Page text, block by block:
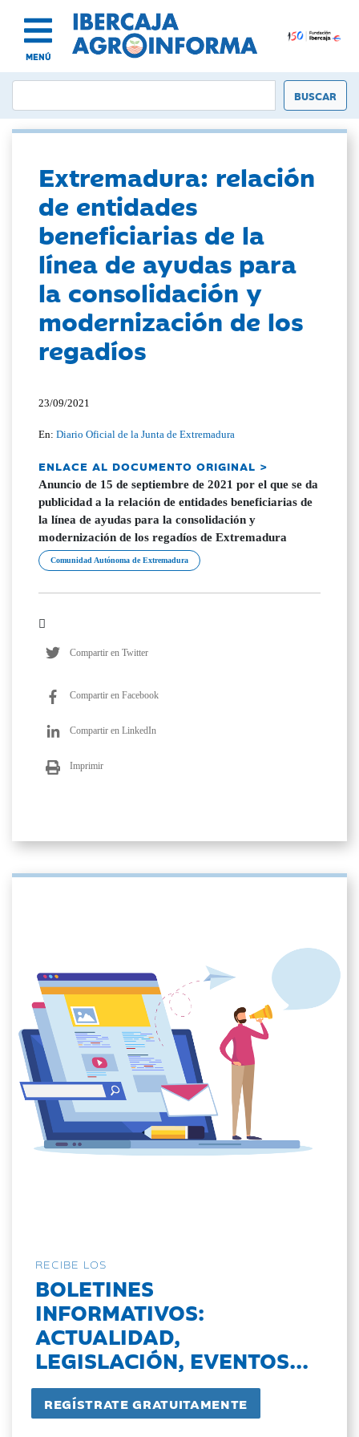
MENÚ
Extremadura: relación
de entidades
beneficiarias de la
línea de ayudas para
la consolidación y
modernización de los
regadíos
23/09/2021
En:Diario Oficial de la Junta de Extremadura
ENLACE AL DOCUMENTO ORIGINAL >
Anuncio de 15 de septiembre de 2021 por el que se da
publicidad a la relación de entidades beneficiarias de
la línea de ayudas para la consolidación y
modernización de los regadíos de Extremadura
Comunidad Autónoma de Extremadura
Compartir en Twitter
Compartir en Facebook
Compartir en LinkedIn
Imprimir
RECIBE LOS
BOLETINES
INFORMATIVOS:
ACTUALIDAD,
LEGISLACIÓN, EVENTOS...